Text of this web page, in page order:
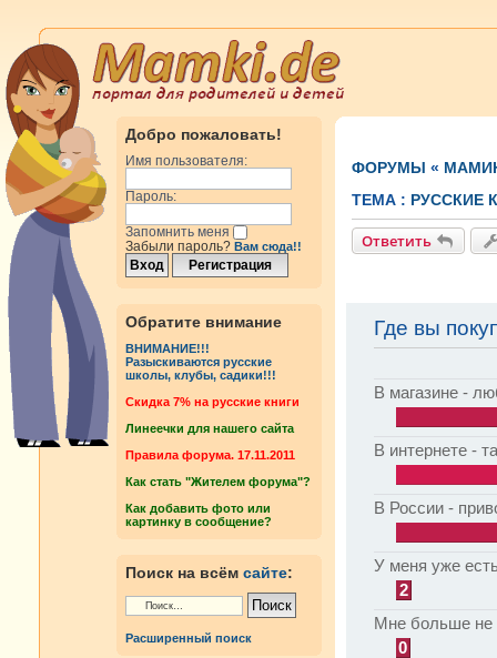
Добро пожаловать!
Имя пользователя:
Пароль:
Запомнить меня
Забыли пароль? Вам сюда!!
Обратите внимание
ВНИМАНИЕ!!!
Разыскиваются русские
школы, клубы, садики!!!
Cкидка 7% на русские книги
Линеечки для нашего сайта
Правила форума. 17.11.2011
Как стать "Жителем форума"?
Как добавить фото или
картинку в сообщение?
Поиск на всём сайте:
Расширенный поиск
ФОРУМЫ «
ТЕМА : РУССКИЕ
Ответить
Где вы
В магазине -
В интернете -
В России -
У меня уже
2
Мне больше не
0